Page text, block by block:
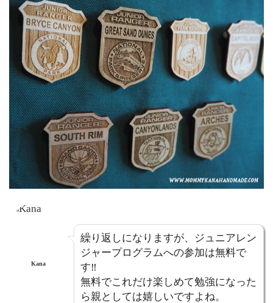
Kana
繰り返しになりますが、ジュニアレン
ジャープログラムへの参加は無料で
す‼︎
無料でこれだけ楽しめて勉強になった
ら親としては嬉しいですよね。